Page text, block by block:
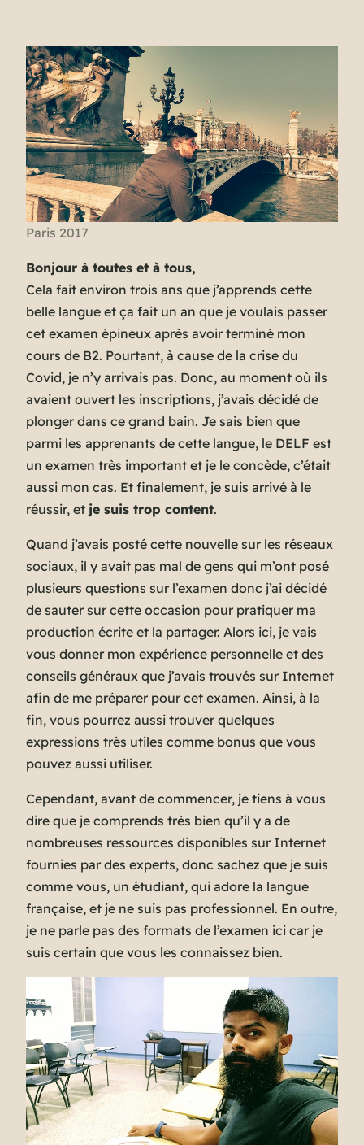
Paris 2017
Bonjour à toutes et à tous,
Cela fait environ trois ans que j’apprends cette
belle langue et ça fait un an que je voulais passer
cet examen épineux après avoir terminé mon
cours de B2. Pourtant, à cause de la crise du
Covid, je n’y arrivais pas. Donc, au moment où ils
avaient ouvert les inscriptions, j’avais décidé de
plonger dans ce grand bain. Je sais bien que
parmi les apprenants de cette langue, le DELF est
un examen très important et je le concède, c’était
aussi mon cas. Et finalement, je suis arrivé à le
réussir, et je suis trop content.
Quand j’avais posté cette nouvelle sur les réseaux
sociaux, il y avait pas mal de gens qui m’ont posé
plusieurs questions sur l’examen donc j’ai décidé
de sauter sur cette occasion pour pratiquer ma
production écrite et la partager. Alors ici, je vais
vous donner mon expérience personnelle et des
conseils généraux que j’avais trouvés sur Internet
afin de me préparer pour cet examen. Ainsi, à la
fin, vous pourrez aussi trouver quelques
expressions très utiles comme bonus que vous
pouvez aussi utiliser.
Cependant, avant de commencer, je tiens à vous
dire que je comprends très bien qu’il y a de
nombreuses ressources disponibles sur Internet
fournies par des experts, donc sachez que je suis
comme vous, un étudiant, qui adore la langue
française, et je ne suis pas professionnel. En outre,
je ne parle pas des formats de l’examen ici car je
suis certain que vous les connaissez bien.